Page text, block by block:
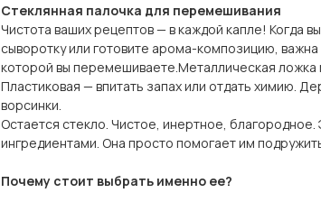
Стеклянная палочка для перемешивания
Чистота ваших рецептов — в каждой капле! Когда
сыворотку или готовите арома-композицию,
которой вы перемешиваете.Металлическая ложка
Пластиковая — впитать запах или отдать химию.
ворсинки.
Остается стекло. Чистое, инертное, благородное.
ингредиентами. Она просто помогает им
Почему стоит выбрать именно ее?